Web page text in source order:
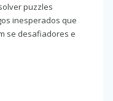
puzzles
inesperados que
se desafiadores e